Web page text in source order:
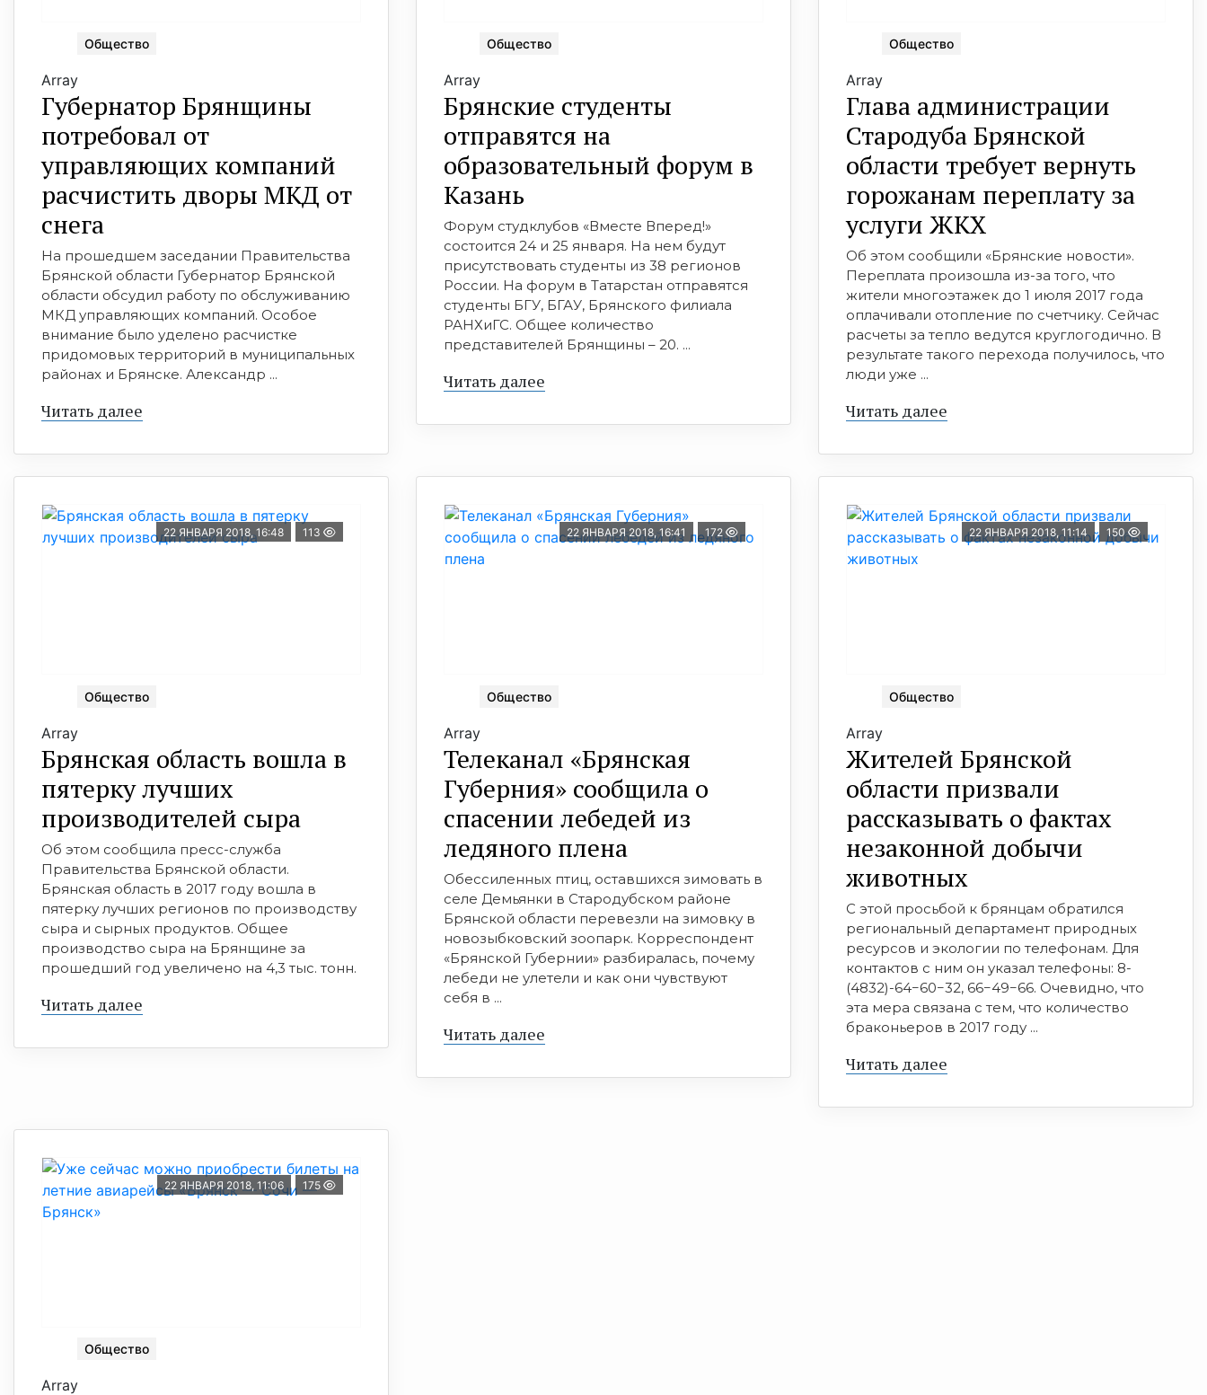
Общество
Array
Губернатор Брянщины
потребовал от
управляющих компаний
расчистить дворы МКД от
снега
На прошедшем заседании Правительства
Брянской области Губернатор Брянской
области обсудил работу по обслуживанию
МКД управляющих компаний. Особое
внимание было уделено расчистке
придомовых территорий в муниципальных
районах и Брянске. Александр ...
Читать далее
Общество
Array
Брянские студенты
отправятся на
образовательный форум в
Казань
Форум студклубов «Вместе Вперед!»
состоится 24 и 25 января. На нем будут
присутствовать студенты из 38 регионов
России. На форум в Татарстан отправятся
студенты БГУ, БГАУ, Брянского филиала
РАНХиГС. Общее количество
представителей Брянщины – 20. ...
Читать далее
Общество
Array
Глава администрации
Стародуба Брянской
области требует вернуть
горожанам переплату за
услуги ЖКХ
Об этом сообщили «Брянские новости».
Переплата произошла из-за того, что
жители многоэтажек до 1 июля 2017 года
оплачивали отопление по счетчику. Сейчас
расчеты за тепло ведутся круглогодично. В
результате такого перехода получилось, что
люди уже ...
Читать далее
22 ЯНВАРЯ 2018, 16:48 113
Общество
Array
Брянская область вошла в
пятерку лучших
производителей сыра
Об этом сообщила пресс-служба
Правительства Брянской области.
Брянская область в 2017 году вошла в
пятерку лучших регионов по производству
сыра и сырных продуктов. Общее
производство сыра на Брянщине за
прошедший год увеличено на 4,3 тыс. тонн.
Читать далее
22 ЯНВАРЯ 2018, 16:41 172
Общество
Array
Телеканал «Брянская
Губерния» сообщила о
спасении лебедей из
ледяного плена
Обессиленных птиц, оставшихся зимовать в
селе Демьянки в Стародубском районе
Брянской области перевезли на зимовку в
новозыбковский зоопарк. Корреспондент
«Брянской Губернии» разбиралась, почему
лебеди не улетели и как они чувствуют
себя в ...
Читать далее
22 ЯНВАРЯ 2018, 11:14 150
Общество
Array
Жителей Брянской
области призвали
рассказывать о фактах
незаконной добычи
животных
С этой просьбой к брянцам обратился
региональный департамент природных
ресурсов и экологии по телефонам. Для
контактов с ним он указал телефоны: 8-
(4832)-64−60−32, 66−49−66. Очевидно, что
эта мера связана с тем, что количество
браконьеров в 2017 году ...
Читать далее
22 ЯНВАРЯ 2018, 11:06 175
Общество
Array